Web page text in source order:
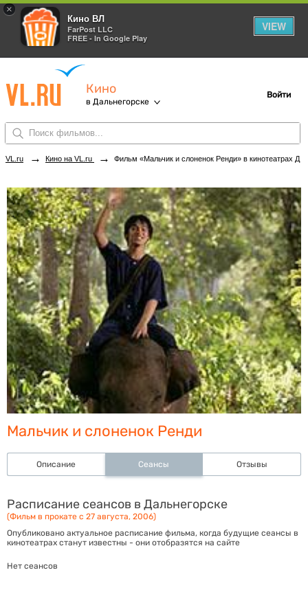
×
Кино ВЛ
FarPost LLC
FREE - In Google Play
VIEW
Кино
в Дальнегорске
Войти
VL.ru → Кино на VL.ru → Фильм «Мальчик и слоненок Ренди» в кинотеатрах Дальнегорска. Купить билеты!
Мальчик и слоненок Ренди
Описание Сеансы Отзывы
Расписание сеансов в Дальнегорске
(Фильм в прокате с 27 августа, 2006)
Опубликовано актуальное расписание фильма, когда будущие сеансы в
кинотеатрах станут известны - они отобразятся на сайте
Нет сеансов